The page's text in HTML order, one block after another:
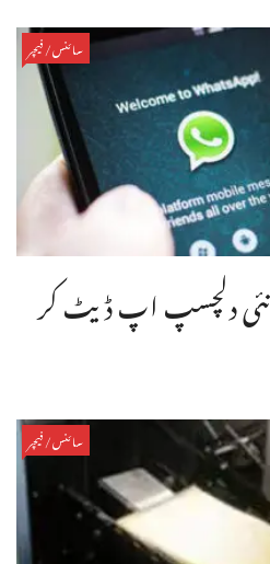
سائنس/فیچر
دلچسپ اپ ڈیٹ کر
سائنس/فیچر